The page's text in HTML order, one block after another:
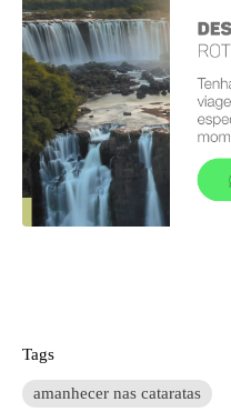
Tags
amanhecer nas cataratas